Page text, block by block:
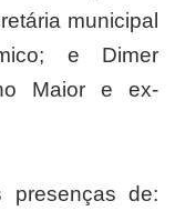
municipal
e Dimer
Maior e ex-
presenças de: